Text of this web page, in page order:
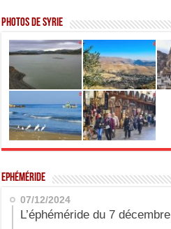
Photos de Syrie
Ephéméride
07/12/2024
L’éphéméride du 7 décembre